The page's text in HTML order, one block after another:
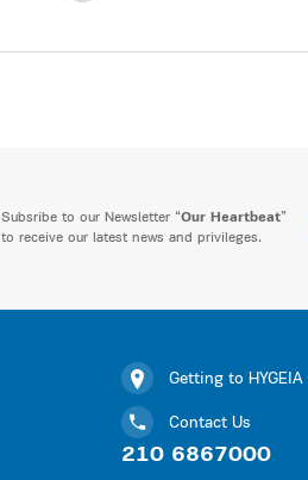
Subsribe to our Newsletter “Our Heartbeat”
to receive our latest news and privileges.
Getting to HYGEIA
Contact Us
210 6867000